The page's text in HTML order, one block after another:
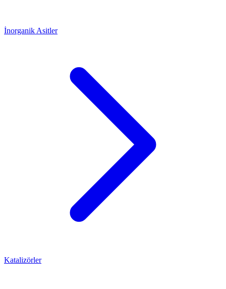
İnorganik Asitler
Katalizörler